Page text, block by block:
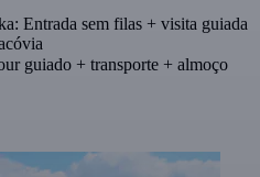
Entrada sem filas + visita guiada
guiado + transporte + almoço